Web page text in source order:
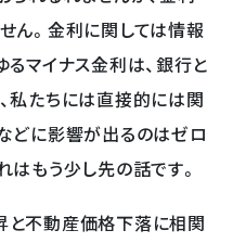
ん。金利に関しては情報
マイナス金利は、銀行と
私たちには直接的には関
どに影響が出るのはゼロ
もう少し先の話です。
不動産価格下落に相関